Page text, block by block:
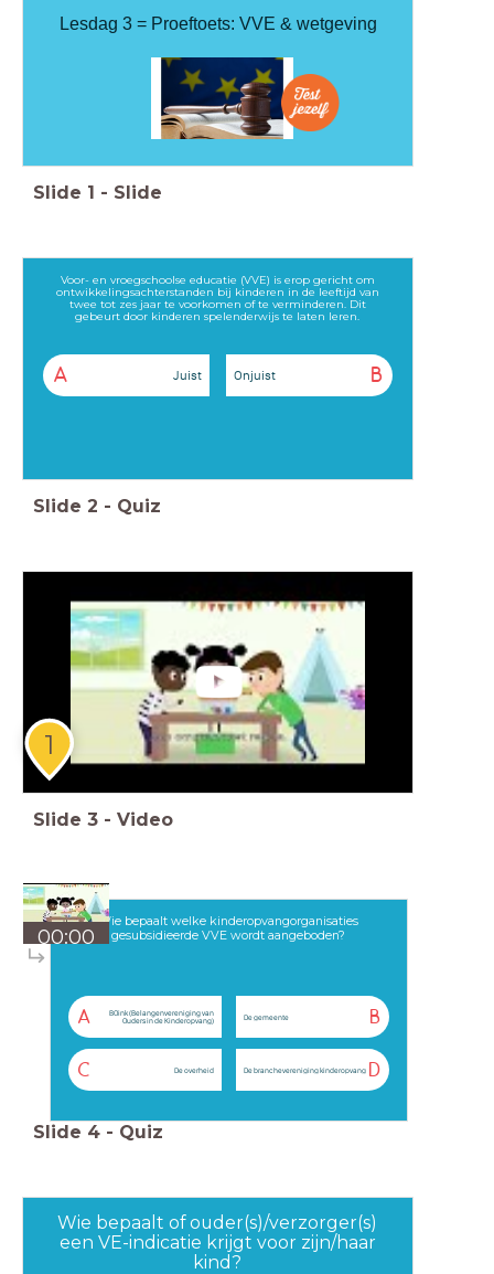
Lesdag 3 = Proeftoets: VVE & wetgeving
Slide 1 - Slide
Voor- en vroegschoolse educatie (VVE) is erop gericht om
ontwikkelingsachterstanden bij kinderen in de leeftijd van
twee tot zes jaar te voorkomen of te verminderen. Dit
gebeurt door kinderen spelenderwijs te laten leren.
A Juist B
Onjuist
Slide 2 - Quiz
1
Slide 3 - Video
00:00
Wie bepaalt welke kinderopvangorganisaties
gesubsidieerde VVE wordt aangeboden?
A BOink (Belangenvereniging van
Ouders in de Kinderopvang) B
De gemeente
C De overheid D
De branchevereniging kinderopvang
Slide 4 - Quiz
Wie bepaalt of ouder(s)/verzorger(s)
een VE-indicatie krijgt voor zijn/haar
kind?